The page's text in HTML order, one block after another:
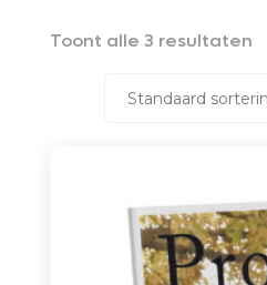
Toont alle 3 resultaten